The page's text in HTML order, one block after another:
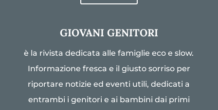
GIOVANI GENITORI
è la rivista dedicata alle famiglie eco e slow.
Informazione fresca e il giusto sorriso per
riportare notizie ed eventi utili, dedicati a
entrambi i genitori e ai bambini dai primi